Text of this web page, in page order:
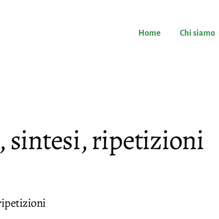
Home Chi siamo
sintesi, ripetizioni